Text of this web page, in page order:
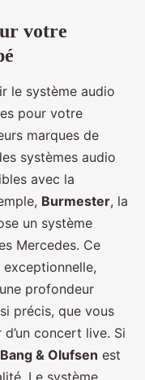
votre
le système audio
pour votre
marques de
systèmes audio
avec la
Burmester, la
un système
Mercedes. Ce
profondeur
précis, que vous
concert live. Si
Bang & Olufsen est